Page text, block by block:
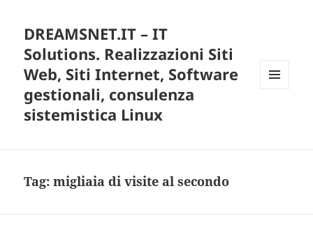
DREAMSNET.IT – IT
Solutions. Realizzazioni Siti
Web, Siti Internet, Software
gestionali, consulenza
sistemistica Linux
Tag:migliaia di visite al secondo